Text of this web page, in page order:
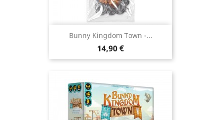
Bunny Kingdom Town -...
Prix
14,90 €